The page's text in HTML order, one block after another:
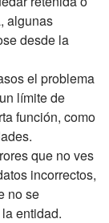
algunas
desde la
el problema
límite de
función, como
que no ves
incorrectos,
no se
entidad.